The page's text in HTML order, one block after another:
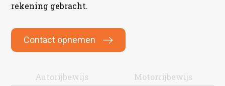
rekening gebracht.
Contact opnemen
Autorijbewijs Motorrijbewijs